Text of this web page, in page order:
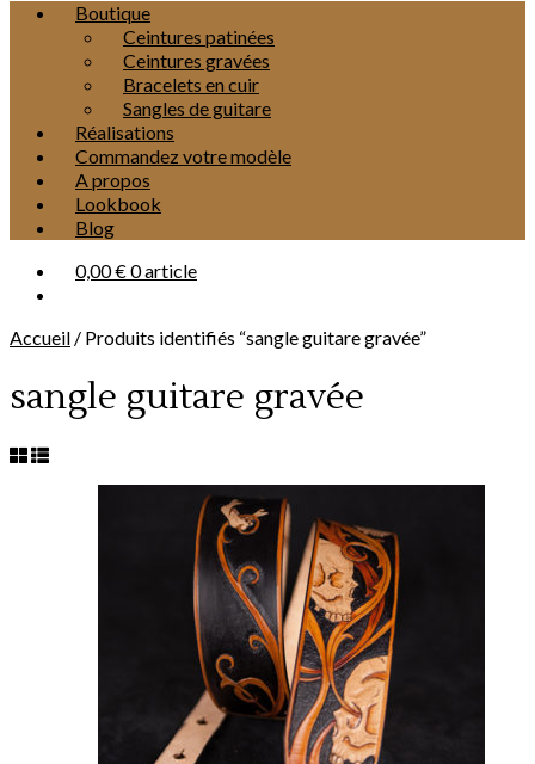
Boutique
Ceintures patinées
Ceintures gravées
Bracelets en cuir
Sangles de guitare
Réalisations
Commandez votre modèle
A propos
Lookbook
Blog
0,00 €0 article
Accueil / Produits identifiés “sangle guitare gravée”
sangle guitare gravée